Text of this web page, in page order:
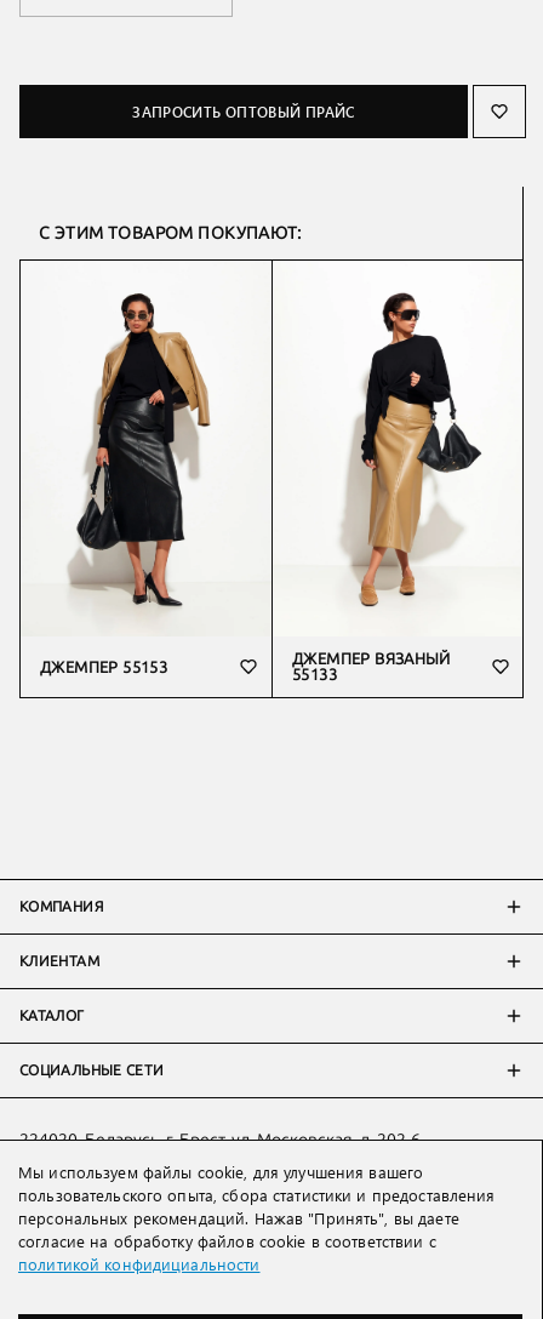
ЗАПРОСИТЬ ОПТОВЫЙ ПРАЙС
С ЭТИМ ТОВАРОМ ПОКУПАЮТ:
ДЖЕМПЕР 55153
ДЖЕМПЕР ВЯЗАНЫЙ
55133
КОМПАНИЯ
КЛИЕНТАМ
КАТАЛОГ
СОЦИАЛЬНЫЕ СЕТИ
214018 Россия, г. Смоленск, пр-т. Гагарина, д. 19
224020, Беларусь, г. Брест, ул. Московская, д. 202-6
Тел:+7 993 398 36 60(WhatsApp
Тел:+375 29 205 80 10( WhatsApp,Viber)
Email:ved@lakbi.com
Мы используем файлы cookie, для улучшения вашего
пользовательского опыта, сбора статистики и предоставления
персональных рекомендаций. Нажав "Принять", вы даете
согласие на обработку файлов cookie в соответствии с
политикой конфидициальности